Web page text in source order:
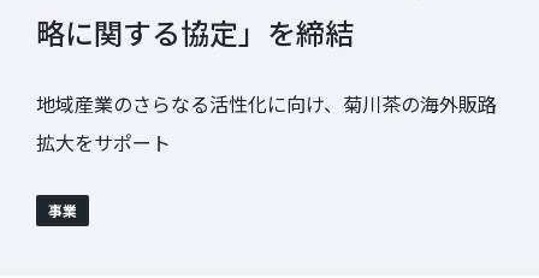
略に関する協定」を締結
地域産業のさらなる活性化に向け、菊川茶の海外販路
拡大をサポート
事業